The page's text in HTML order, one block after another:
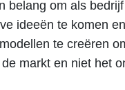
belang om als
ideeën te komen
te creëren
markt en niet het